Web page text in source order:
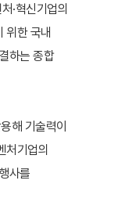
·혁신기업의
위한 국내
하는 종합
해 기술력이
처기업의
사를